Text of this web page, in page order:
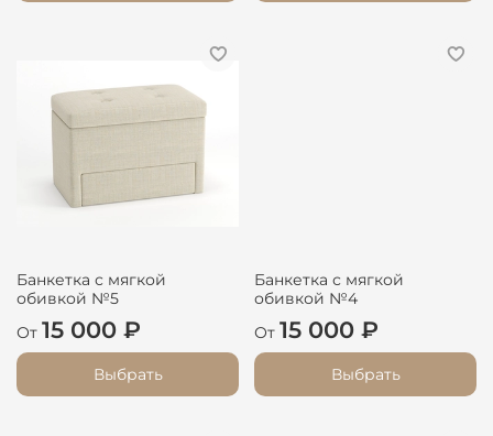
Банкетка с мягкой
обивкой №5
От 15 000 ₽
Выбрать
Банкетка с мягкой
обивкой №4
От 15 000 ₽
Выбрать